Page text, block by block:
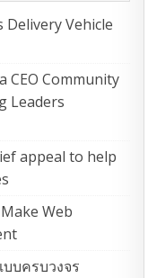
Delivery Vehicle
CEO Community
Leaders
appeal to help
Web
บครบวงจร